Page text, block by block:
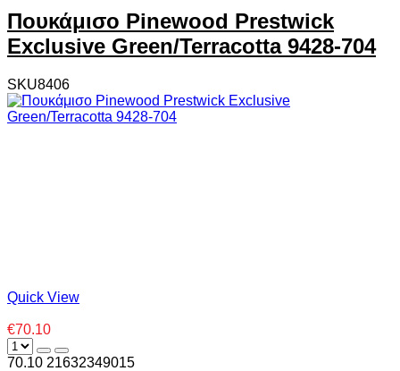
Πουκάμισο Pinewood Prestwick
Exclusive Green/Terracotta 9428-704
SKU8406
Quick View
€70.10
70.10 21632349015